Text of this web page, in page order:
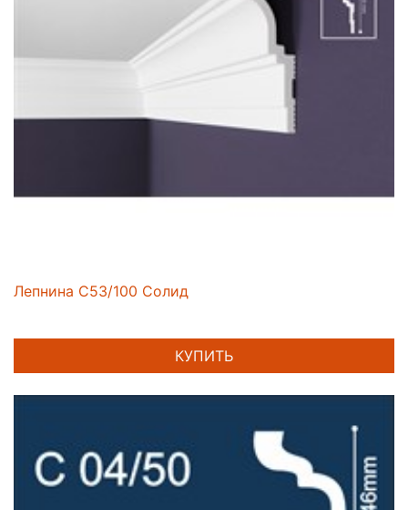
Лепнина C53/100 Солид
КУПИТЬ